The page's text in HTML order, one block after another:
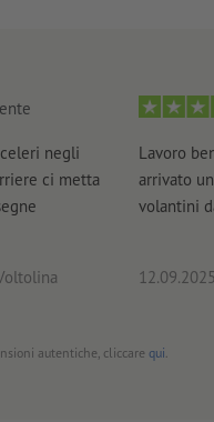
negli
ci metta
Lavoro
arrivato
volantini
12.09.2025
autentiche, cliccare qui.